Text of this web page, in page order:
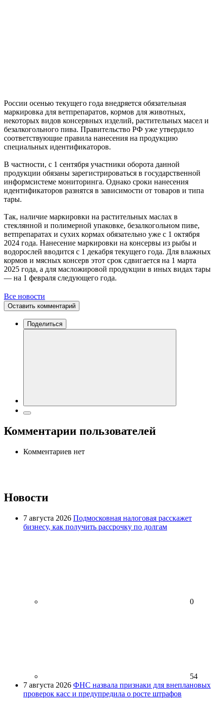
России осенью текущего года внедряется обязательная
маркировка для ветпрепаратов, кормов для животных,
некоторых видов консервных изделий, растительных масел и
безалкогольного пива. Правительство РФ уже утвердило
соответствующие правила нанесения на продукцию
специальных идентификаторов.
В частности, с 1 сентября участники оборота данной
продукции обязаны зарегистрироваться в государственной
информсистеме мониторинга. Однако сроки нанесения
идентификаторов разнятся в зависимости от товаров и типа
тары.
Так, наличие маркировки на растительных маслах в
стеклянной и полимерной упаковке, безалкогольном пиве,
ветпрепаратах и сухих кормах обязательно уже с 1 октября
2024 года. Нанесение маркировки на консервы из рыбы и
водорослей вводится с 1 декабря текущего года. Для влажных
кормов и мясных консерв этот срок сдвигается на 1 марта
2025 года, а для масложировой продукции в иных видах тары
— на 1 февраля следующего года.
Все новости
Оставить комментарий
Поделиться
Комментарии пользователей
Комментариев нет
Новости
7 августа 2026 Подмосковная налоговая расскажет
бизнесу, как получить рассрочку по долгам
0
54
7 августа 2026 ФНС назвала признаки для внеплановых
проверок касс и предупредила о росте штрафов